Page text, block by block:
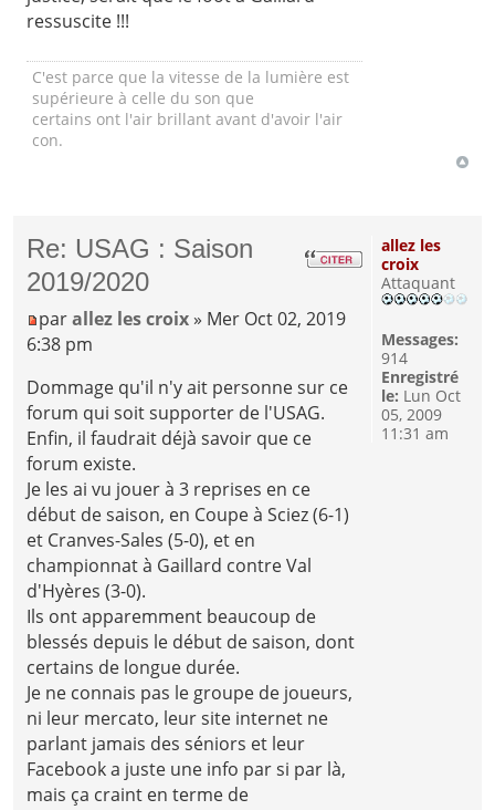
ressuscite !!!
C'est parce que la vitesse de la lumière est
supérieure à celle du son que
certains ont l'air brillant avant d'avoir l'air
con.
Re: USAG : Saison
2019/2020
parallez les croix » Mer Oct 02, 2019
6:38 pm
Dommage qu'il n'y ait personne sur ce
forum qui soit supporter de l'USAG.
Enfin, il faudrait déjà savoir que ce
forum existe.
Je les ai vu jouer à 3 reprises en ce
début de saison, en Coupe à Sciez (6-1)
et Cranves-Sales (5-0), et en
championnat à Gaillard contre Val
d'Hyères (3-0).
Ils ont apparemment beaucoup de
blessés depuis le début de saison, dont
certains de longue durée.
Je ne connais pas le groupe de joueurs,
ni leur mercato, leur site internet ne
parlant jamais des séniors et leur
Facebook a juste une info par si par là,
mais ça craint en terme de
allez les
croix
Attaquant
Messages:
914
Enregistré
le: Lun Oct
05, 2009
11:31 am